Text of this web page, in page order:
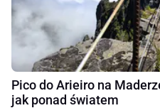
Pico do Arieiro na
jak ponad światem